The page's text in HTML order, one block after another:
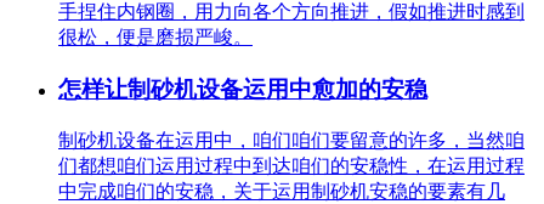
手捏住内钢圈，用力向各个方向推进，假如推进时感到
很松，便是磨损严峻。
怎样让制砂机设备运用中愈加的安稳
制砂机设备在运用中，咱们咱们要留意的许多，当然咱
们都想咱们运用过程中到达咱们的安稳性，在运用过程
中完成咱们的安稳，关于运用制砂机安稳的要素有几